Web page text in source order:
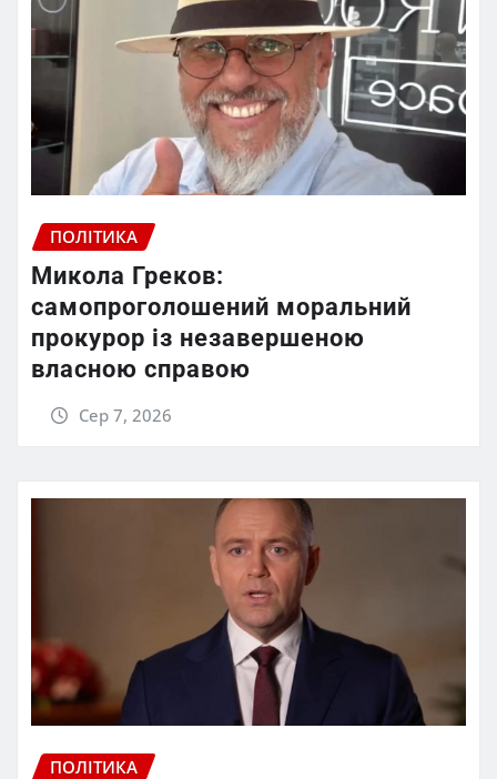
ПОЛІТИКА
Микола Греков:
самопроголошений моральний
прокурор із незавершеною
власною справою
Сер 7, 2026
ПОЛІТИКА